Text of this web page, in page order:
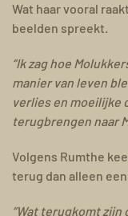
Wat haar vooral
beelden spreekt.
“Ik zag hoe
manier van leven
verlies en moeilijke
terugbrengen naar
Volgens Rumthe
terug dan alleen
“Wat terugkomt zijn